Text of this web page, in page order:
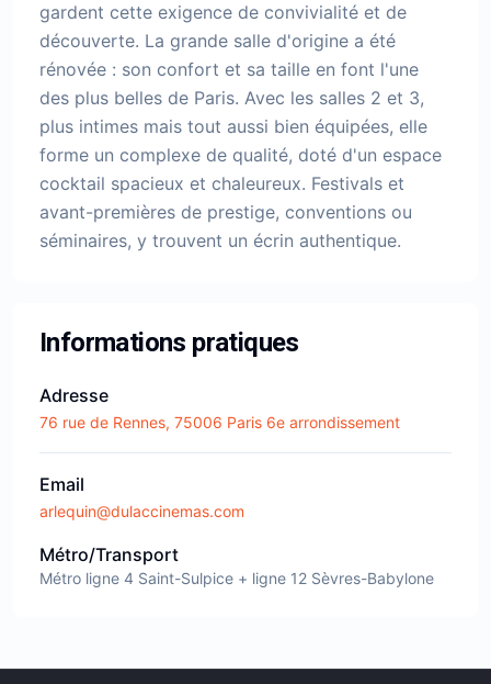
gardent cette exigence de convivialité et de
découverte. La grande salle d'origine a été
rénovée : son confort et sa taille en font l'une
des plus belles de Paris. Avec les salles 2 et 3,
plus intimes mais tout aussi bien équipées, elle
forme un complexe de qualité, doté d'un espace
cocktail spacieux et chaleureux. Festivals et
avant-premières de prestige, conventions ou
séminaires, y trouvent un écrin authentique.
Informations pratiques
Adresse
76 rue de Rennes, 75006 Paris 6e arrondissement
Email
arlequin@dulaccinemas.com
Métro/Transport
Métro ligne 4 Saint-Sulpice + ligne 12 Sèvres-Babylone